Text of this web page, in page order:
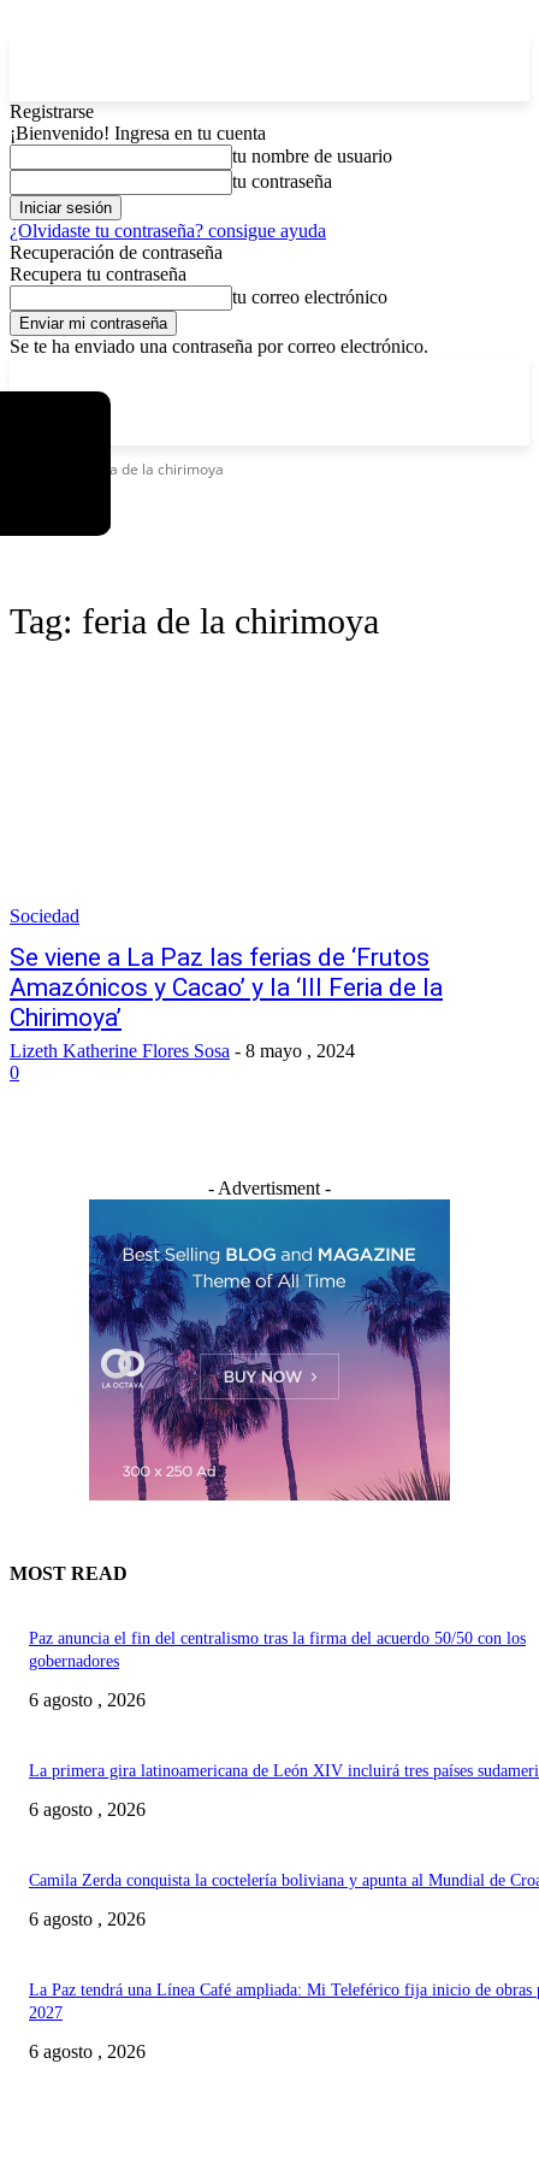
Registrarse
¡Bienvenido! Ingresa en tu cuenta
tu nombre de usuario
tu contraseña
¿Olvidaste tu contraseña? consigue ayuda
Recuperación de contraseña
Recupera tu contraseña
tu correo electrónico
Se te ha enviado una contraseña por correo electrónico.
Feria de la chirimoya
Tag: feria de la chirimoya
Sociedad
Se viene a La Paz las ferias de ‘Frutos
Amazónicos y Cacao’ y la ‘III Feria de la
Chirimoya’
Lizeth Katherine Flores Sosa - 8 mayo , 2024
0
- Advertisment -
MOST READ
Paz anuncia el fin del centralismo tras la firma del acuerdo 50/50 con los
gobernadores
6 agosto , 2026
La primera gira latinoamericana de León XIV incluirá tres países
6 agosto , 2026
Camila Zerda conquista la coctelería boliviana y apunta al Mundial de
6 agosto , 2026
La Paz tendrá una Línea Café ampliada: Mi Teleférico fija inicio de obras
2027
6 agosto , 2026